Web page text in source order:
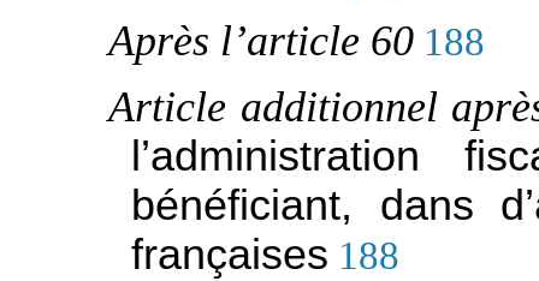
Après l’article 60188
Article additionnel
l’administration
bénéficiant, dans
françaises 188